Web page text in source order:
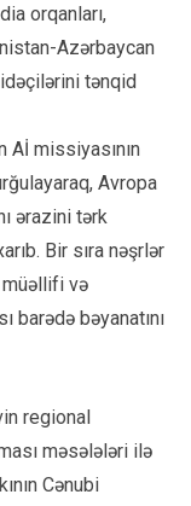
orqanları,
Azərbaycan
tənqid
missiyasının
Avropa
ərazini tərk
Bir sıra nəşrlər
müəllifi və
barədə bəyanatını
regional
məsələləri ilə
Cənubi